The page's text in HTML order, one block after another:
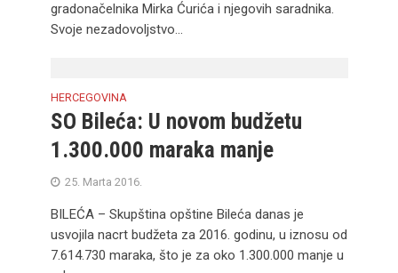
gradonačelnika Mirka Ćurića i njegovih saradnika.
Svoje nezadovoljstvo...
HERCEGOVINA
SO Bileća: U novom budžetu
1.300.000 maraka manje
25. Marta 2016.
BILEĆA – Skupština opštine Bileća danas je
usvojila nacrt budžeta za 2016. godinu, u iznosu od
7.614.730 maraka, što je za oko 1.300.000 manje u